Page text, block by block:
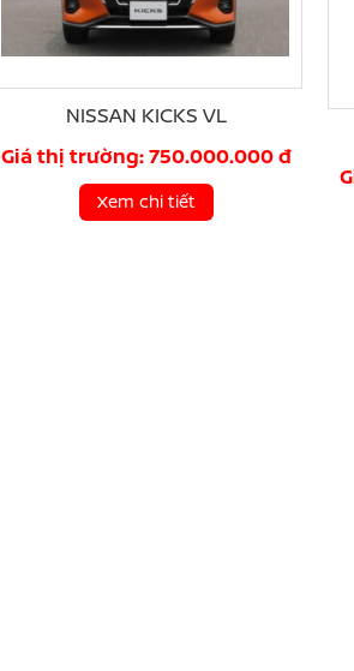
NISSAN KICKS VL
Giá thị trường: 750.000.000 đ
Xem chi tiết